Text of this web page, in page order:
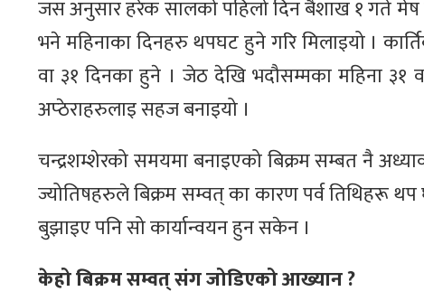
जस अनुसार हरेक सालको पहिलो दिन बैशाख १ गते मेष
भने महिनाका दिनहरु थपघट हुने गरि मिलाइयो ।
वा ३१ दिनका हुने । जेठ देखि भदौसम्मका महिना ३१
अप्ठेराहरुलाइ सहज बनाइयो ।
चन्द्रशम्शेरको समयमा बनाइएको बिक्रम सम्बत नै
ज्योतिषहरुले बिक्रम सम्वत् का कारण पर्व तिथिहरू
बुझाइए पनि सो कार्यान्वयन हुन सकेन ।
केहो बिक्रम सम्वत् संग जोडिएको आख्यान ?